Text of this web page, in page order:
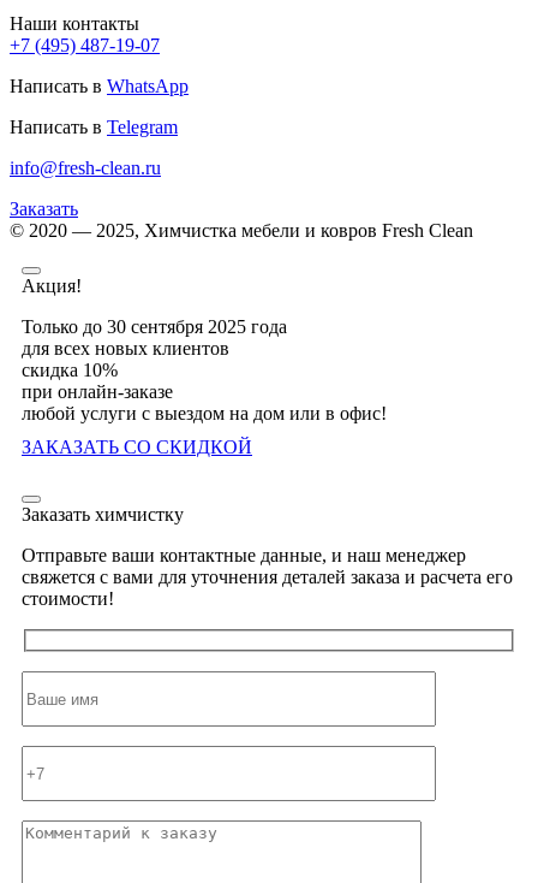
Наши контакты
+7 (495) 487-19-07
Написать в WhatsApp
Написать в Telegram
info@fresh-clean.ru
Заказать
© 2020 — 2025, Химчистка мебели и ковров Fresh Clean
Акция!
Только до 30 сентября 2025 года
для всех новых клиентов
скидка 10%
при онлайн-заказе
любой услуги с выездом на дом или в офис!
ЗАКАЗАТЬ СО СКИДКОЙ
Заказать химчистку
Отправьте ваши контактные данные, и наш менеджер
свяжется с вами для уточнения деталей заказа и расчета его
стоимости!